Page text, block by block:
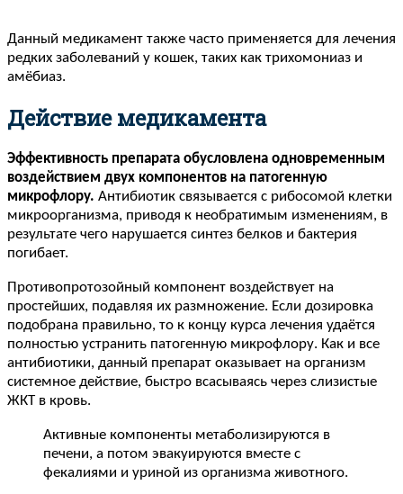
Данный медикамент также часто применяется для лечения
редких заболеваний у кошек, таких как трихомониаз и
амёбиаз.
Действие медикамента
Эффективность препарата обусловлена одновременным
воздействием двух компонентов на патогенную
микрофлору. Антибиотик связывается с рибосомой клетки
микроорганизма, приводя к необратимым изменениям, в
результате чего нарушается синтез белков и бактерия
погибает.
Противопротозойный компонент воздействует на
простейших, подавляя их размножение. Если дозировка
подобрана правильно, то к концу курса лечения удаётся
полностью устранить патогенную микрофлору. Как и все
антибиотики, данный препарат оказывает на организм
системное действие, быстро всасываясь через слизистые
ЖКТ в кровь.
Активные компоненты метаболизируются в
печени, а потом эвакуируются вместе с
фекалиями и уриной из организма животного.